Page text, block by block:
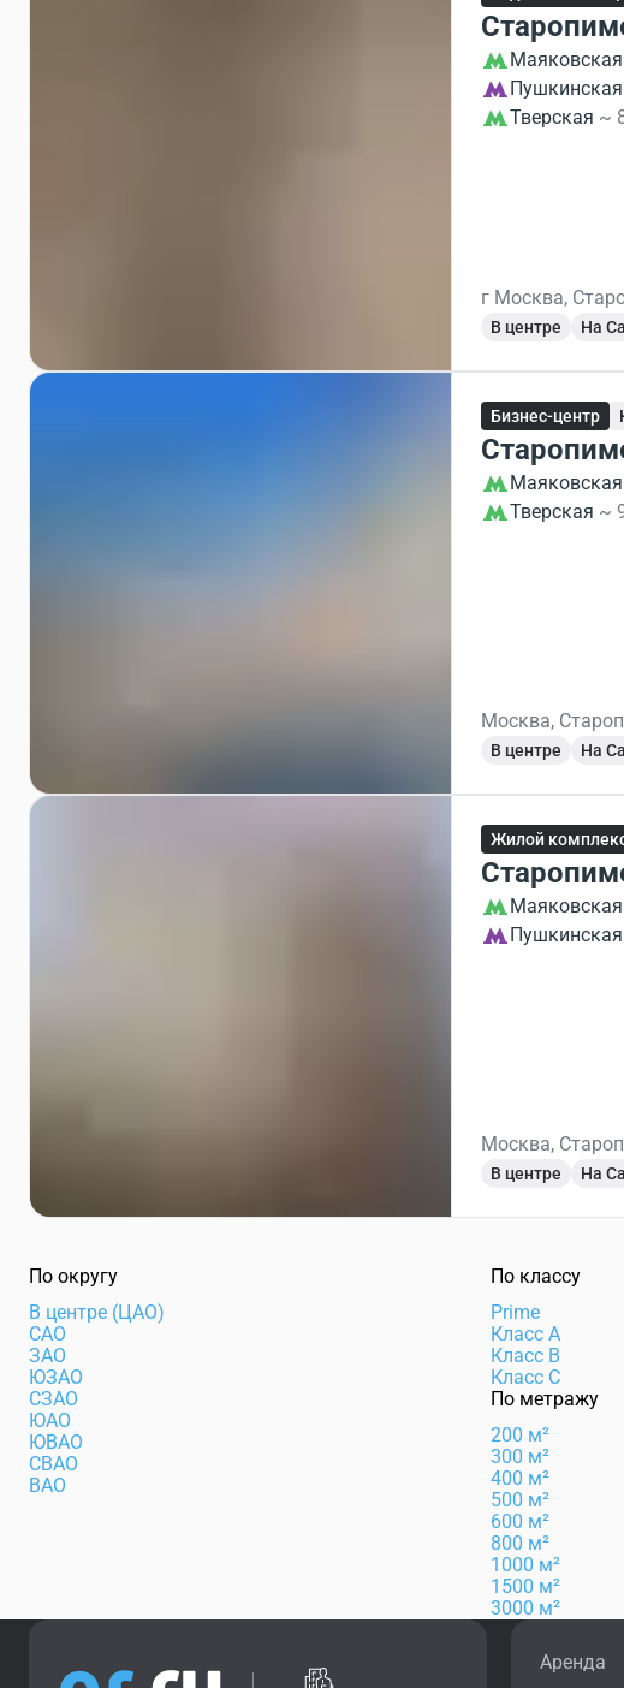
Маяковская
Пушкинская
Тверская ~
г Москва,
В центре На
Бизнес-центр
Маяковская
Тверская ~
Москва,
В центре На
Жилой
Маяковская
Пушкинская
Москва,
В центре На
По округу
В центре (ЦАО)
САО
ЗАО
ЮЗАО
СЗАО
ЮАО
ЮВАО
СВАО
ВАО
По классу
Prime
Класс А
Класс B
Класс C
По метражу
200 м²
300 м²
400 м²
500 м²
600 м²
800 м²
1000 м²
1500 м²
3000 м²
Аренда